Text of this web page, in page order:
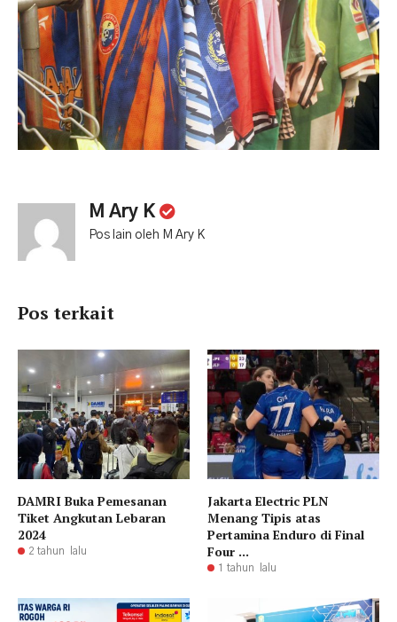
M Ary K
Pos lain oleh M Ary K
Pos terkait
DAMRI Buka Pemesanan
Tiket Angkutan Lebaran
2024
2 tahun lalu
Jakarta Electric PLN
Menang Tipis atas
Pertamina Enduro di Final
Four ...
1 tahun lalu